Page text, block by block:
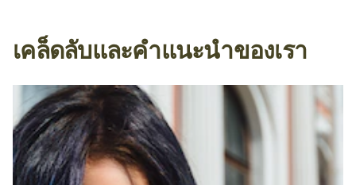
เคล็ดลับและคำแนะนำของเรา